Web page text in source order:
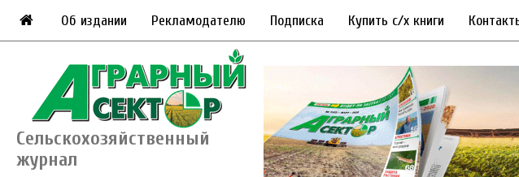
Об издании Рекламодателю Подписка Купить с/х книги
Сельскохозяйственный
журнал